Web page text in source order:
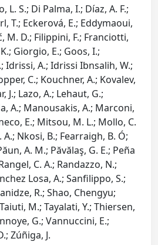
S.; Di Palma, I.; Díaz, A. F.;
T.; Eckerová, E.; Eddymaoui,
M. D.; Filippini, F.; Franciotti,
Giorgio, E.; Goos, I.;
Idrissi, A.; Idrissi Ibnsalih, W.;
C.; Kouchner, A.; Kovalev,
J.; Lazo, A.; Lehaut, G.;
A.; Manousakis, A.; Marconi,
E.; Mitsou, M. L.; Mollo, C.
Nkosi, B.; Fearraigh, B. Ó;
A. M.; Păvălaş, G. E.; Peña
C. A.; Randazzo, N.;
Losa, A.; Sanfilippo, S.;
R.; Shao, Chengyu;
M.; Tayalati, Y.; Thiersen,
G.; Vannuccini, E.;
Zúñiga, J.